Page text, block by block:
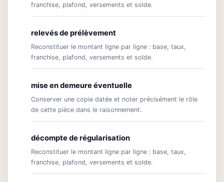
franchise, plafond, versements et solde.
relevés de prélèvement
Reconstituer le montant ligne par ligne : base, taux,
franchise, plafond, versements et solde.
mise en demeure éventuelle
Conserver une copie datée et noter précisément le rôle
de cette pièce dans le raisonnement.
décompte de régularisation
Reconstituer le montant ligne par ligne : base, taux,
franchise, plafond, versements et solde.